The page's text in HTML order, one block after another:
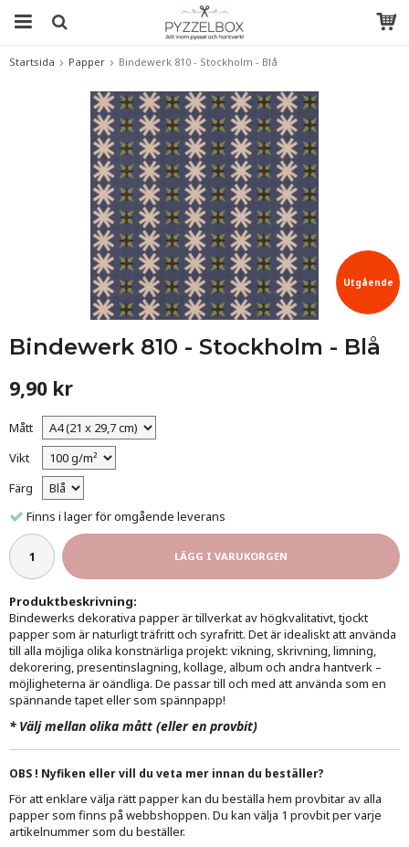
Startsida Papper Bindewerk 810 - Stockholm - Blå
Utgående
!
Bindewerk 810 - Stockholm - Blå
9,90 kr
Mått
Vikt
Färg
Finns i lager för omgående leverans
LÄGG I VARUKORGEN
Produktbeskrivning:
Bindewerks dekorativa papper är tillverkat av högkvalitativt, tjockt
papper som är naturligt träfritt och syrafritt. Det är idealiskt att använda
till alla möjliga olika konstnärliga projekt: vikning, skrivning, limning,
dekorering, presentinslagning, kollage, album och andra hantverk –
möjligheterna är oändliga. De passar till och med att använda som en
spännande tapet eller som spännpapp!
* Välj mellan olika mått (eller en provbit)
OBS ! Nyfiken eller vill du veta mer innan du beställer?
För att enklare välja rätt papper kan du beställa hem provbitar av alla
papper som finns på webbshoppen. Du kan välja 1 provbit per varje
artikelnummer som du beställer.